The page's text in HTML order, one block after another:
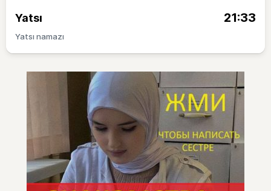
Yatsı 21:33
Yatsı namazı